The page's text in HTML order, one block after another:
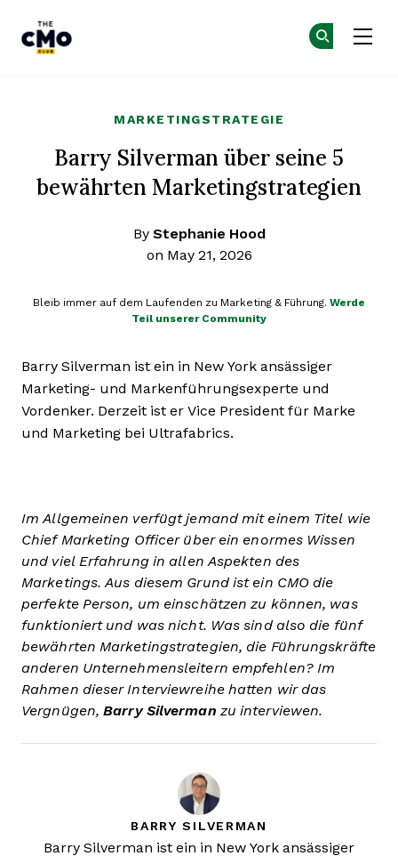
MARKETINGSTRATEGIE
Barry Silverman über seine 5
bewährten Marketingstrategien
By Stephanie Hood
on May 21, 2026
Bleib immer auf dem Laufenden zu Marketing & Führung. Werde
Teil unserer Community
Barry Silverman ist ein in New York ansässiger
Marketing- und Markenführungsexperte und
Vordenker. Derzeit ist er Vice President für Marke
und Marketing bei Ultrafabrics.
Im Allgemeinen verfügt jemand mit einem Titel wie
Chief Marketing Officer über ein enormes Wissen
und viel Erfahrung in allen Aspekten des
Marketings. Aus diesem Grund ist ein CMO die
perfekte Person, um einschätzen zu können, was
funktioniert und was nicht. Was sind also die fünf
bewährten Marketingstrategien, die Führungskräfte
anderen Unternehmensleitern empfehlen? Im
Rahmen dieser Interviewreihe hatten wir das
Vergnügen, Barry Silverman zu interviewen.
BARRY SILVERMAN
Barry Silverman ist ein in New York ansässiger